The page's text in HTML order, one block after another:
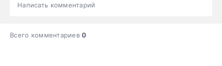
Написать комментарий
Всего комментариев0